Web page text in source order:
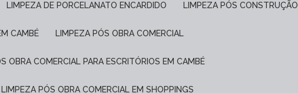
LIMPEZA DE PORCELANATO ENCARDIDO LIMPEZA PÓS CONSTRUÇÃO
CAMBÉ LIMPEZA PÓS OBRA COMERCIAL
OBRA COMERCIAL PARA ESCRITÓRIOS EM CAMBÉ
LIMPEZA PÓS OBRA COMERCIAL EM SHOPPINGS